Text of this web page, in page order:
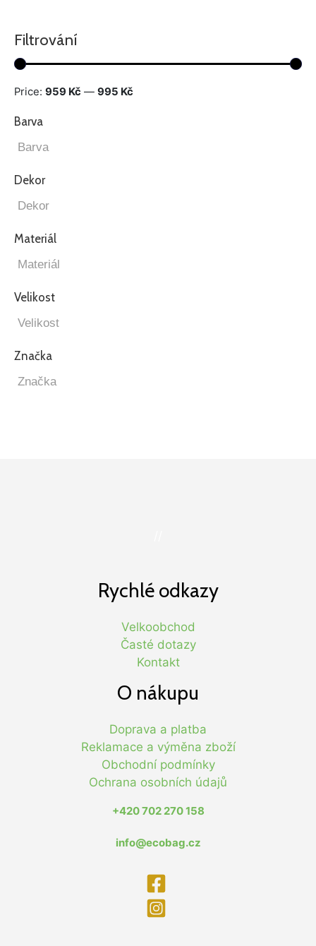
Filtrování
Price: 959 Kč — 995 Kč
Barva
Dekor
Materiál
Velikost
Značka
Rychlé odkazy
Velkoobchod
Časté dotazy
Kontakt
O nákupu
Doprava a platba
Reklamace a výměna zboží
Obchodní podmínky
Ochrana osobních údajů
+420 702 270 158
info@ecobag.cz